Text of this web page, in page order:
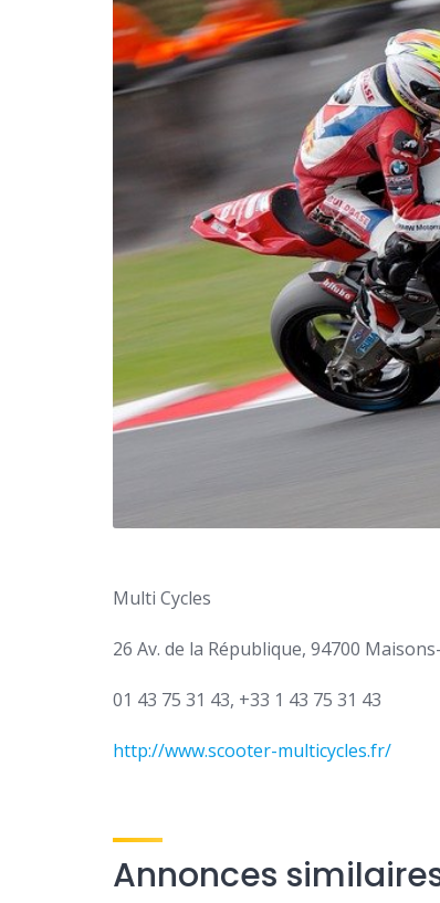
Multi Cycles
26 Av. de la République, 94700
01 43 75 31 43, +33 1 43 75 31 43
http://www.scooter-multicycles.fr/
Annonces